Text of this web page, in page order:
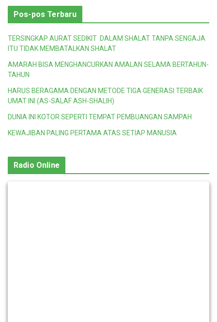
Pos-pos Terbaru
TERSINGKAP AURAT SEDIKIT DALAM SHALAT TANPA SENGAJA
ITU TIDAK MEMBATALKAN SHALAT
AMARAH BISA MENGHANCURKAN AMALAN SELAMA BERTAHUN-
TAHUN
HARUS BERAGAMA DENGAN METODE TIGA GENERASI TERBAIK
UMAT INI (AS-SALAF ASH-SHALIH)
DUNIA INI KOTOR SEPERTI TEMPAT PEMBUANGAN SAMPAH
KEWAJIBAN PALING PERTAMA ATAS SETIAP MANUSIA
Radio Online